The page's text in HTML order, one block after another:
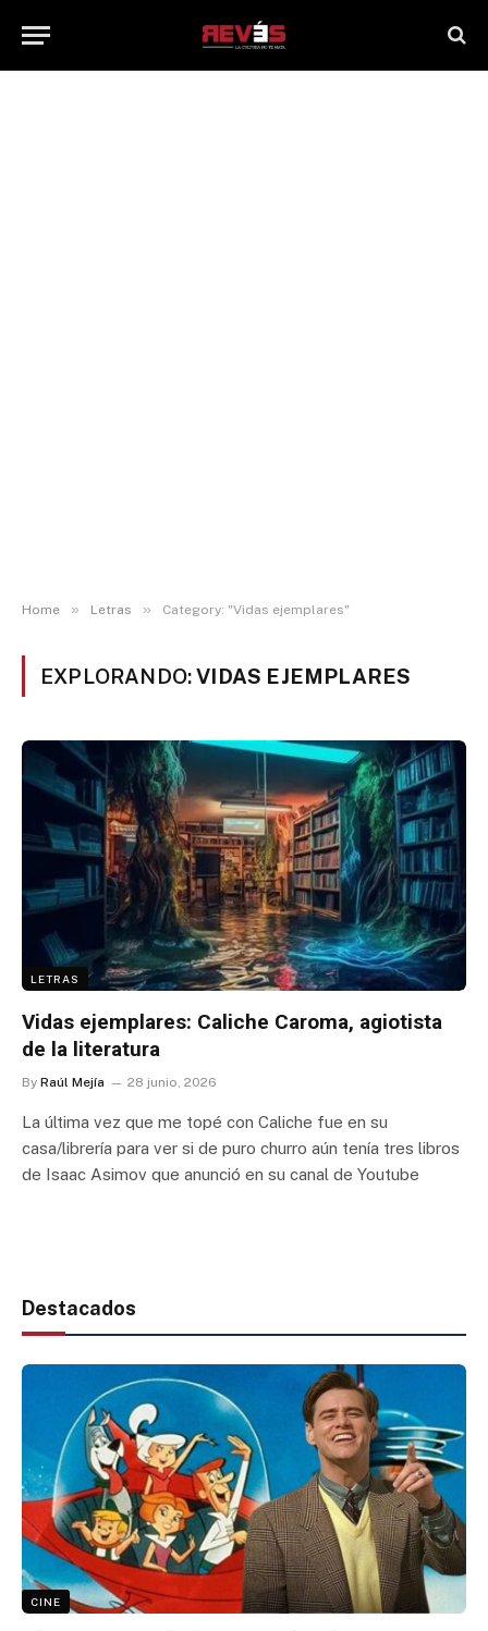
Home » Letras » Category: "Vidas ejemplares"
EXPLORANDO:VIDAS EJEMPLARES
LETRAS
Vidas ejemplares: Caliche Caroma, agiotista
de la literatura
By Raúl Mejía 28 junio, 2026
La última vez que me topé con Caliche fue en su
casa/librería para ver si de puro churro aún tenía tres libros
de Isaac Asimov que anunció en su canal de Youtube
Destacados
CINE